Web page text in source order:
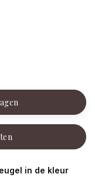
in de kleur